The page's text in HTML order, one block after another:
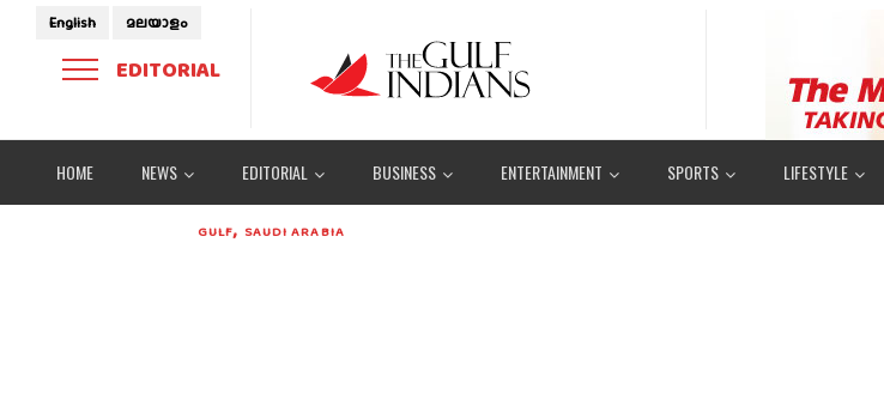
English മലയാളം
EDITORIAL
HOME NEWS EDITORIAL BUSINESS ENTERTAINMENT SPORTS LIFESTYLE
GULF, SAUDI ARABIA